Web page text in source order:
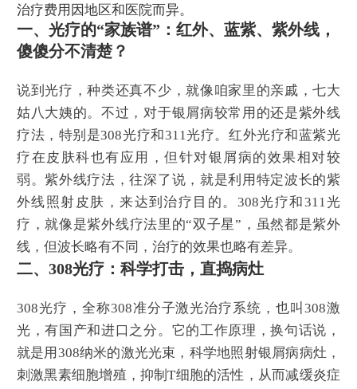
治疗费用因地区和医院而异。
一、光疗的“家族谱”：红外、蓝紫、紫外线，
傻傻分不清楚？
说到光疗，种类还真不少，就像咱家里的亲戚，七大
姑八大姨的。不过，对于银屑病较常用的还是紫外线
疗法，特别是308光疗和311光疗。红外光疗和蓝紫光
疗在皮肤科也有应用，但针对银屑病的效果相对较
弱。紫外线疗法，往深了说，就是利用特定波长的紫
外线照射皮肤，来达到治疗目的。308光疗和311光
疗，就像是紫外线疗法里的“双子星”，虽然都是紫外
线，但波长略有不同，治疗的效果也略有差异。
二、308光疗：科学打击，直捣病灶
308光疗，全称308准分子激光治疗系统，也叫308激
光，有国产和进口之分。它的工作原理，换句话说，
就是用308纳米的激光光束，科学地照射银屑病病灶，
刺激黑素细胞增殖，抑制T细胞的活性，从而减缓炎症